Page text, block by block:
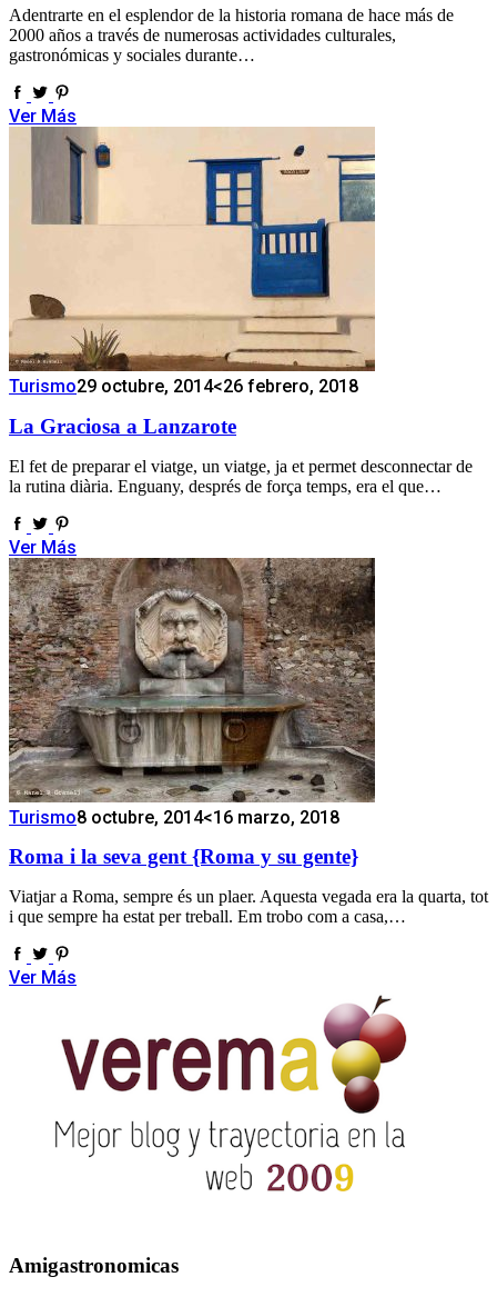
Adentrarte en el esplendor de la historia romana de hace más de
2000 años a través de numerosas actividades culturales,
gastronómicas y sociales durante…
Ver Más
Turismo29 octubre, 2014<26 febrero, 2018
La Graciosa a Lanzarote
El fet de preparar el viatge, un viatge, ja et permet desconnectar de
la rutina diària. Enguany, després de força temps, era el que…
Ver Más
Turismo8 octubre, 2014<16 marzo, 2018
Roma i la seva gent {Roma y su gente}
Viatjar a Roma, sempre és un plaer. Aquesta vegada era la quarta, tot
i que sempre ha estat per treball. Em trobo com a casa,…
Ver Más
Amigastronomicas